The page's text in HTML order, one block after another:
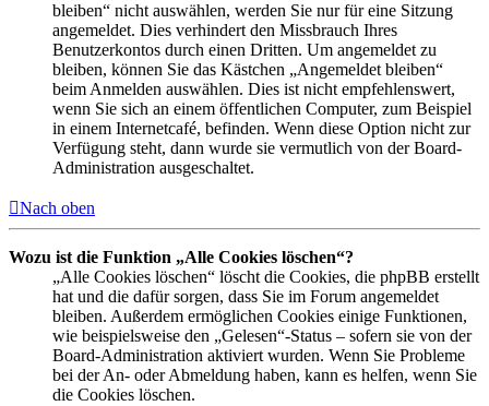
bleiben“ nicht auswählen, werden Sie nur für eine Sitzung
angemeldet. Dies verhindert den Missbrauch Ihres
Benutzerkontos durch einen Dritten. Um angemeldet zu
bleiben, können Sie das Kästchen „Angemeldet bleiben“
beim Anmelden auswählen. Dies ist nicht empfehlenswert,
wenn Sie sich an einem öffentlichen Computer, zum Beispiel
in einem Internetcafé, befinden. Wenn diese Option nicht zur
Verfügung steht, dann wurde sie vermutlich von der Board-
Administration ausgeschaltet.
Nach oben
Wozu ist die Funktion „Alle Cookies löschen“?
„Alle Cookies löschen“ löscht die Cookies, die phpBB erstellt
hat und die dafür sorgen, dass Sie im Forum angemeldet
bleiben. Außerdem ermöglichen Cookies einige Funktionen,
wie beispielsweise den „Gelesen“-Status – sofern sie von der
Board-Administration aktiviert wurden. Wenn Sie Probleme
bei der An- oder Abmeldung haben, kann es helfen, wenn Sie
die Cookies löschen.